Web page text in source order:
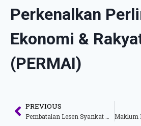
Perkenalkan
Ekonomi &
(PERMAI)
PREVIOUS